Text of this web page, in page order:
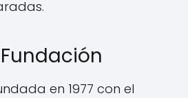
en 1977 con el